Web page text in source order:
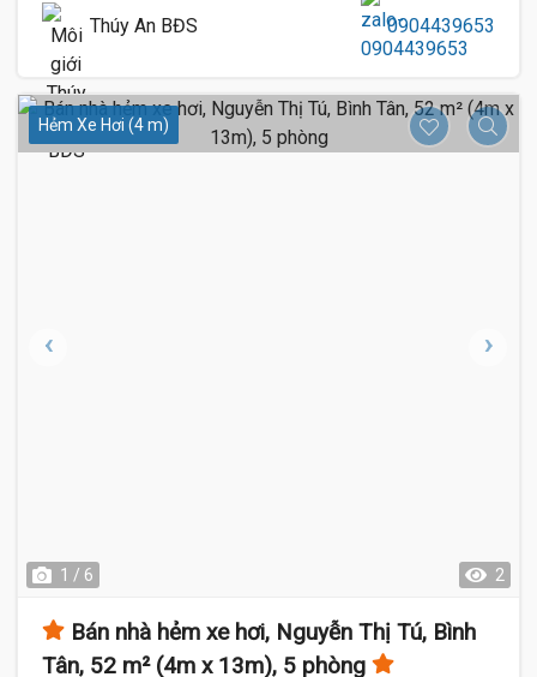
Thúy An BĐS 0904439653
Hẻm Xe Hơi (4 m)
1 / 6 2
Bán nhà hẻm xe hơi, Nguyễn Thị Tú, Bình
Tân, 52 m² (4m x 13m), 5 phòng